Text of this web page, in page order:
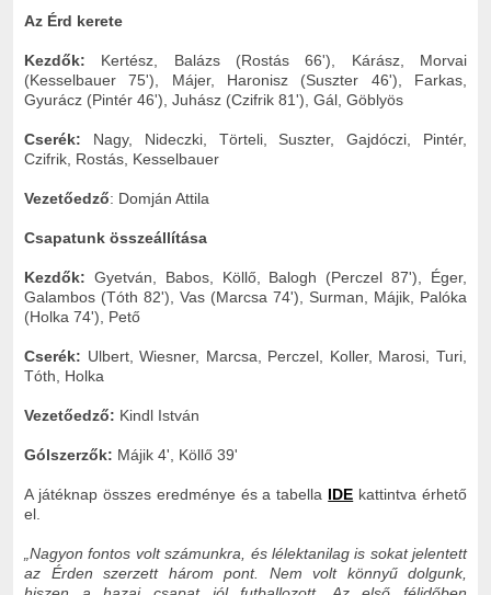
Az Érd kerete
Kezdők: Kertész, Balázs (Rostás 66'), Kárász, Morvai
(Kesselbauer 75'), Májer, Haronisz (Suszter 46'), Farkas,
Gyurácz (Pintér 46'), Juhász (Czifrik 81'), Gál, Göblyös
Cserék: Nagy, Nideczki, Törteli, Suszter, Gajdóczi, Pintér,
Czifrik, Rostás, Kesselbauer
Vezetőedző: Domján Attila
Csapatunk összeállítása
Kezdők: Gyetván, Babos, Köllő, Balogh (Perczel 87'), Éger,
Galambos (Tóth 82'), Vas (Marcsa 74'), Surman, Májik, Palóka
(Holka 74'), Pető
Cserék: Ulbert, Wiesner, Marcsa, Perczel, Koller, Marosi, Turi,
Tóth, Holka
Vezetőedző: Kindl István
Gólszerzők: Májik 4', Köllő 39'
A játéknap összes eredménye és a tabella IDE kattintva érhető
el.
„Nagyon fontos volt számunkra, és lélektanilag is sokat jelentett
az Érden szerzett három pont. Nem volt könnyű dolgunk,